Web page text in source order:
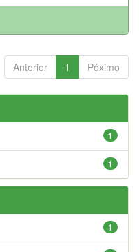
Anterior 1 Póximo
1
1
1